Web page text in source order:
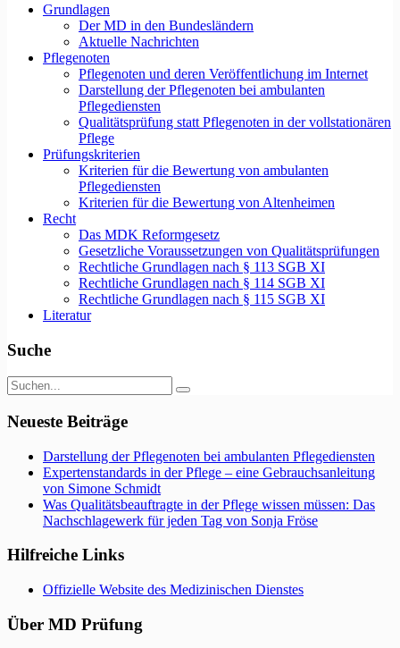
Grundlagen
Der MD in den Bundesländern
Aktuelle Nachrichten
Pflegenoten
Pflegenoten und deren Veröffentlichung im Internet
Darstellung der Pflegenoten bei ambulanten
Pflegediensten
Qualitätsprüfung statt Pflegenoten in der vollstationären
Pflege
Prüfungskriterien
Kriterien für die Bewertung von ambulanten
Pflegediensten
Kriterien für die Bewertung von Altenheimen
Recht
Das MDK Reformgesetz
Gesetzliche Voraussetzungen von Qualitätsprüfungen
Rechtliche Grundlagen nach § 113 SGB XI
Rechtliche Grundlagen nach § 114 SGB XI
Rechtliche Grundlagen nach § 115 SGB XI
Literatur
Suche
Neueste Beiträge
Darstellung der Pflegenoten bei ambulanten Pflegediensten
Expertenstandards in der Pflege – eine Gebrauchsanleitung
von Simone Schmidt
Was Qualitätsbeauftragte in der Pflege wissen müssen: Das
Nachschlagewerk für jeden Tag von Sonja Fröse
Hilfreiche Links
Offizielle Website des Medizinischen Dienstes
Über MD Prüfung